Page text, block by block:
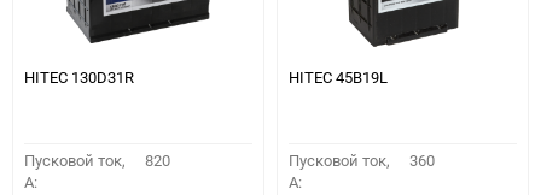
HITEC 130D31R
Пусковой ток,
A:
820
HITEC 45B19L
Пусковой ток,
A:
360